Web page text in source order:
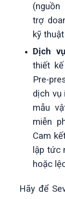
trợ
kỹ
Dịch
thiết
Pre-
dịch vụ
mẫu
miễn
Cam
lập tức
hoặc
Hãy để